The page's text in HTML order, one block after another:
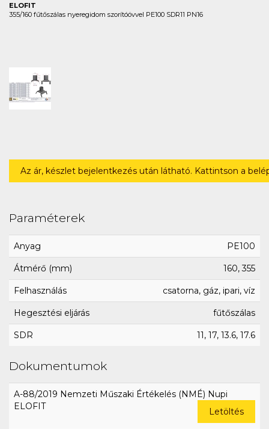
ELOFIT
355/160 fűtőszálas nyeregidom szorítóövvel PE100 SDR11 PN16
Az ár, készlet bejelentkezés után látható. Kattintson a
Paraméterek
Anyag PE100
Átmérő (mm) 160, 355
Felhasználás csatorna, gáz, ipari, víz
Hegesztési eljárás fűtőszálas
SDR 11, 17, 13.6, 17.6
Dokumentumok
A-88/2019 Nemzeti Műszaki Értékelés (NMÉ) Nupi
ELOFIT
Letöltés